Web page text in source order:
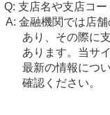
支店名や支店コ
金融機関では店
あり、その際に
あります。当サ
最新の情報につ
確認ください。